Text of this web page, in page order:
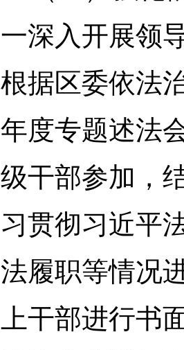
一深入开展领
根据区委依法
年度专题述法
级干部参加，
习贯彻习近平
法履职等情况
上干部进行书